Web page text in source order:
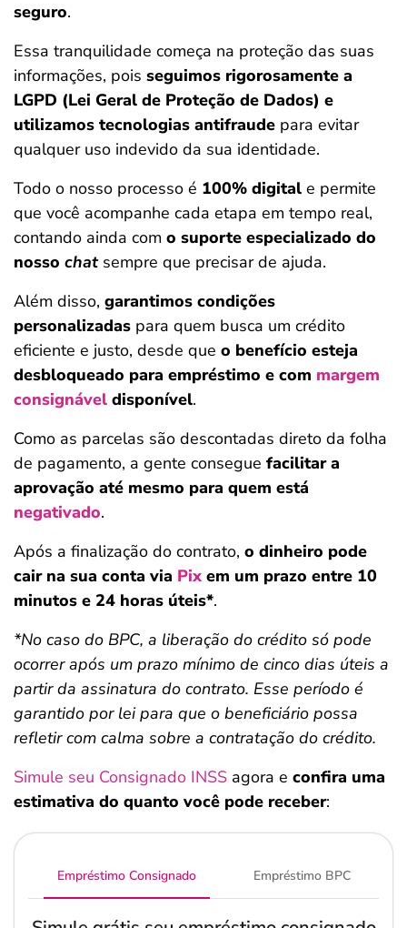
seguro.
Essa tranquilidade começa na proteção das suas
informações, pois seguimos rigorosamente a
LGPD (Lei Geral de Proteção de Dados) e
utilizamos tecnologias antifraude para evitar
qualquer uso indevido da sua identidade.
Todo o nosso processo é 100% digital e permite
que você acompanhe cada etapa em tempo real,
contando ainda com o suporte especializado do
nosso chat sempre que precisar de ajuda.
Além disso, garantimos condições
personalizadas para quem busca um crédito
eficiente e justo, desde que o benefício esteja
desbloqueado para empréstimo e com margem
consignável disponível.
Como as parcelas são descontadas direto da folha
de pagamento, a gente consegue facilitar a
aprovação até mesmo para quem está
negativado.
Após a finalização do contrato, o dinheiro pode
cair na sua conta via Pix em um prazo entre 10
minutos e 24 horas úteis*.
*No caso do BPC, a liberação do crédito só pode
ocorrer após um prazo mínimo de cinco dias úteis a
partir da assinatura do contrato. Esse período é
garantido por lei para que o beneficiário possa
refletir com calma sobre a contratação do crédito.
Simule seu Consignado INSS agora e confira uma
estimativa do quanto você pode receber:
Empréstimo Consignado Empréstimo BPC